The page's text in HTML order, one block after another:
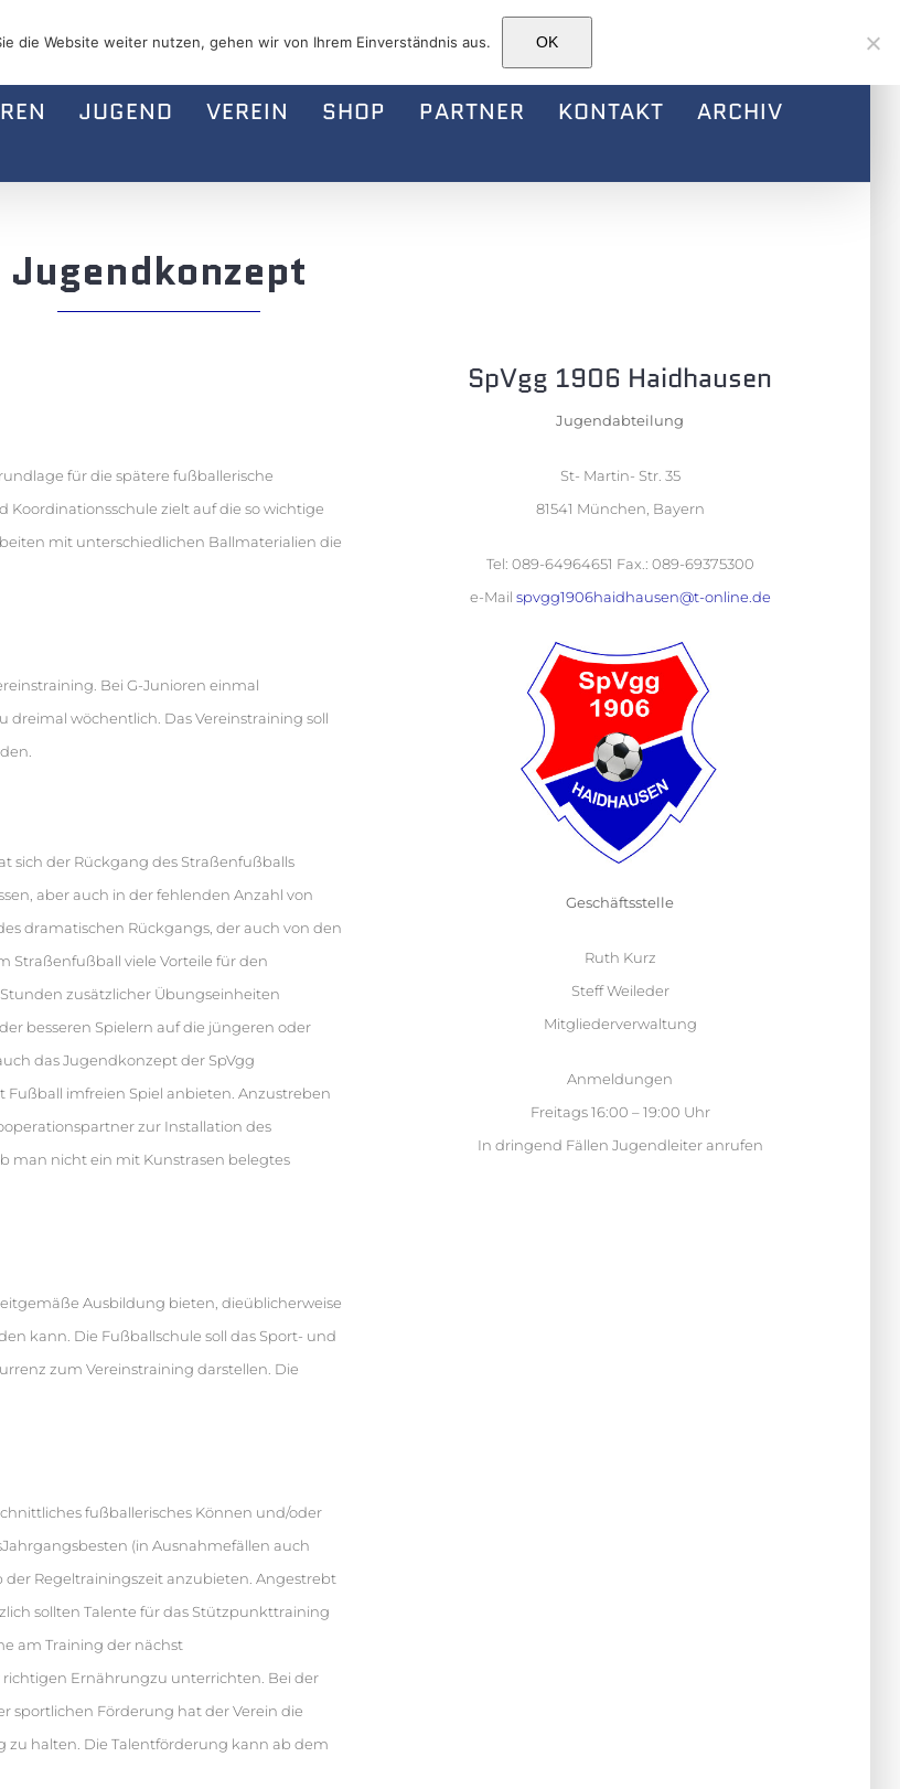
JUGEND VEREIN SHOP PARTNER KONTAKT ARCHIV
Jugendkonzept
für die spätere fußballerische
zielt auf die so wichtige
mit unterschiedlichen Ballmaterialien die
Bei G-Junioren einmal
wöchentlich. Das Vereinstraining soll
sich der Rückgang des Straßenfußballs
aber auch in der fehlenden Anzahl von
dramatischen Rückgangs, der auch von den
Straßenfußball viele Vorteile für den
zusätzlicher Übungseinheiten
besseren Spielern auf die jüngeren oder
das Jugendkonzept der SpVgg
imfreien Spiel anbieten. Anzustreben
zur Installation des
man nicht ein mit Kunstrasen belegtes
Ausbildung bieten, dieüblicherweise
kann. Die Fußballschule soll das Sport- und
zum Vereinstraining darstellen. Die
fußballerisches Können und/oder
(in Ausnahmefällen auch
Regeltrainingszeit anzubieten. Angestrebt
sollten Talente für das Stützpunkttraining
am Training der nächst
richtigen Ernährungzu unterrichten. Bei der
sportlichen Förderung hat der Verein die
zu halten. Die Talentförderung kann ab dem
SpVgg 1906 Haidhausen
Jugendabteilung
St- Martin- Str. 35
81541 München, Bayern
Tel: 089-64964651 Fax.: 089-69375300
e-Mail spvgg1906haidhausen@t-online.de
Geschäftsstelle
Ruth Kurz
Steff Weileder
Mitgliederverwaltung
Anmeldungen
Freitags 16:00 – 19:00 Uhr
In dringend Fällen Jugendleiter anrufen
die Website weiter nutzen, gehen wir von Ihrem Einverständnis aus. OK